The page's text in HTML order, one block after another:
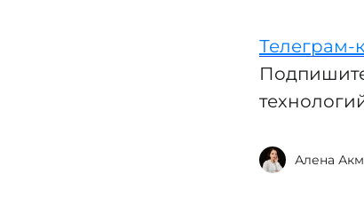
Телеграм-
Алена